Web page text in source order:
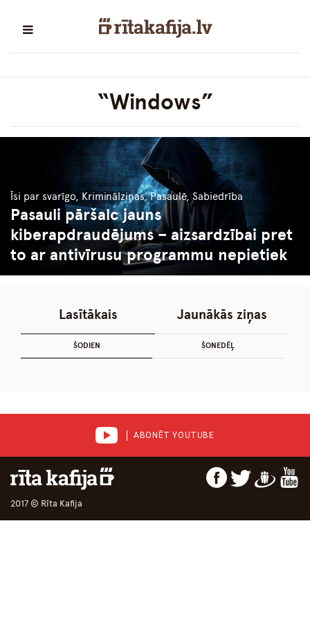
“Windows”
Īsi par svarīgo, Kriminālziņas, Pasaulē, Sabiedrība
Pasauli pāršalc jauns
kiberapdraudējums – aizsardzībai pret
to ar antivīrusu programmu nepietiek
Lasītākais
ŠODIEN ŠONEDĒĻ
Jaunākās ziņas
ABONĒT YOUTUBE
2017 © Rīta Kafija